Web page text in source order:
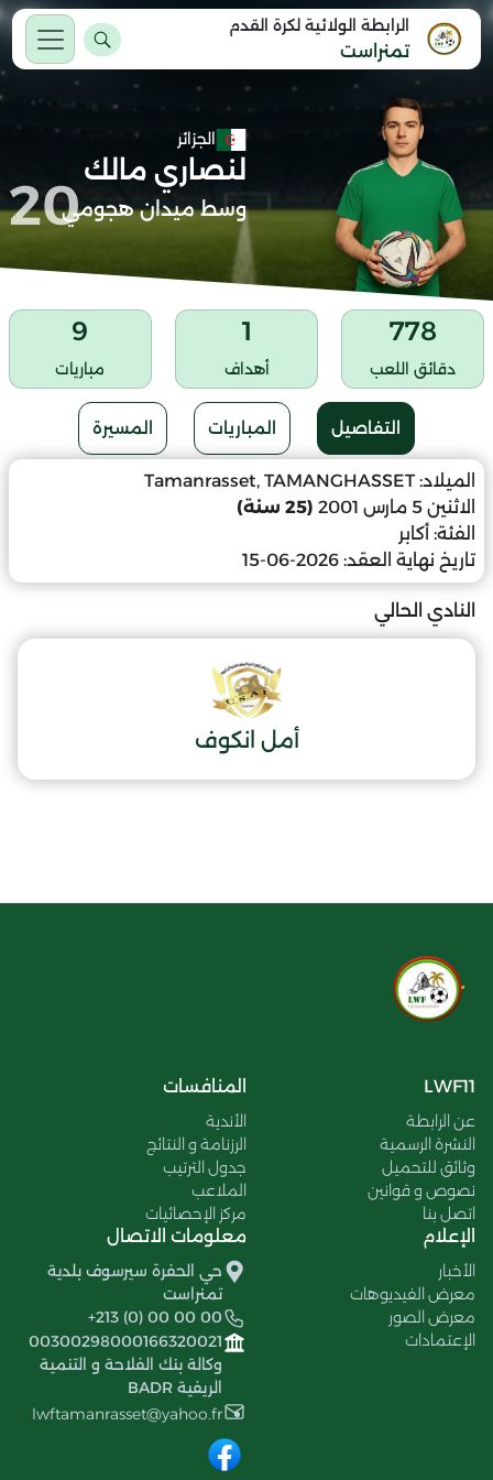
الرابطة الولائية لكرة القدم
تمنراست
الجزائر
لنصاري مالك
وسط ميدان هجومي20
778
دقائق اللعب
1
أهداف
9
مباريات
التفاصيل المباريات المسيرة
الميلاد: Tamanrasset, TAMANGHASSET
الاثنين 5 مارس 2001
(25 سنة)
الفئة: أكابر
تاريخ نهاية العقد: 2026-06-15
النادي الحالي
أمل انكوف
LWF11
عن الرابطة
النشرة الرسمية
وثائق للتحميل
نصوص و قوانين
اتصل بنا
المنافسات
الأندية
الرزنامة و النتائج
جدول الترتيب
الملاعب
مركز الإحصائيات
الإعلام
الأخبار
معرض الفيديوهات
معرض الصور
الإعتمادات
معلومات الاتصال
حي الحفرة سيرسوف بلدية
تمنراست
+213 (0) 00 00 00
00300298000166320021
وكالة بنك الفلاحة و التنمية
الريفية BADR
lwftamanrasset@yahoo.fr